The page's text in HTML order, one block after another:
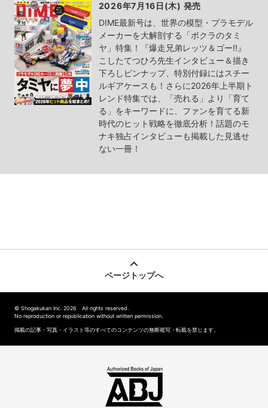
2026年7月16日(木) 発売
DIME最新号は、世界の模型・プラモデル
メーカーを大解剖する「ボクラのタミ
ヤ」特集！『爆走兄弟レッツ＆ゴー!!』
こしたてつひろ先生インタビュー＆描き
下ろしピンナップ、特別付録にはスチー
ルギアケースも！さらに2026年上半期ト
レンド特集では、「売れる」より「育て
る」をキーワードに、ファンを育てる新
時代のヒット戦略を徹底分析！話題のモ
ナキ独占インタビューも掲載した見逃せ
ない一冊！
ページトップへ
© Shogakukan Inc. 2026 All rights reserved.
No reproduction or republication without written permission.
掲載の記事・写真・イラスト等のすべてのコンテンツの無断複写・転載を禁じます。